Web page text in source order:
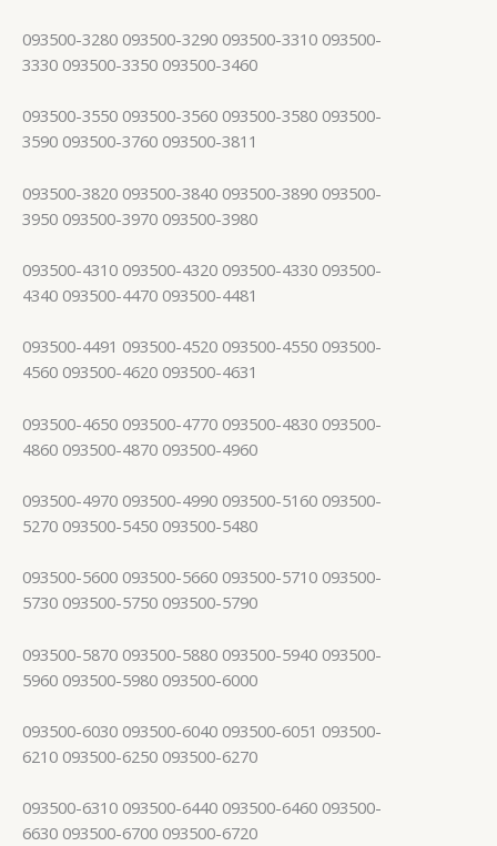
093500-3280 093500-3290 093500-3310 093500-
3330 093500-3350 093500-3460
093500-3550 093500-3560 093500-3580 093500-
3590 093500-3760 093500-3811
093500-3820 093500-3840 093500-3890 093500-
3950 093500-3970 093500-3980
093500-4310 093500-4320 093500-4330 093500-
4340 093500-4470 093500-4481
093500-4491 093500-4520 093500-4550 093500-
4560 093500-4620 093500-4631
093500-4650 093500-4770 093500-4830 093500-
4860 093500-4870 093500-4960
093500-4970 093500-4990 093500-5160 093500-
5270 093500-5450 093500-5480
093500-5600 093500-5660 093500-5710 093500-
5730 093500-5750 093500-5790
093500-5870 093500-5880 093500-5940 093500-
5960 093500-5980 093500-6000
093500-6030 093500-6040 093500-6051 093500-
6210 093500-6250 093500-6270
093500-6310 093500-6440 093500-6460 093500-
6630 093500-6700 093500-6720